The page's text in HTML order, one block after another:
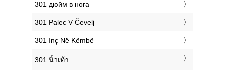
‎301 дюйм в нога
‎301 Palec V Čevelj
‎301 Inç Në Këmbë
‎301 นิ้วเท้า